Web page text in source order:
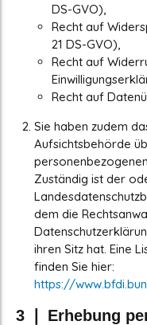
DS-GVO),
Recht auf
21 DS-GVO),
Recht auf
Recht auf
Sie haben zudem
Aufsichtsbehörde
Zuständig ist der
dem die
ihren Sitz hat. Eine
finden Sie hier:
https://
3 ❘ Erhebung